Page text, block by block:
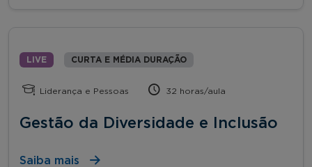
LIVE CURTA E MÉDIA DURAÇÃO
Liderança e Pessoas 32 horas/aula
Gestão da Diversidade e Inclusão
Saiba mais